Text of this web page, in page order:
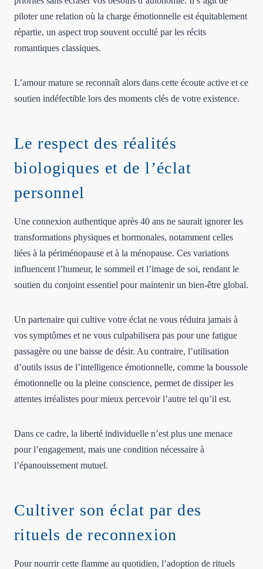
piloter une relation où la charge émotionnelle est équitablement
répartie, un aspect trop souvent occulté par les récits
romantiques classiques.
L’amour mature se reconnaît alors dans cette écoute active et ce
soutien indéfectible lors des moments clés de votre existence.
Le respect des réalités
biologiques et de l’éclat
personnel
Une connexion authentique après 40 ans ne saurait ignorer les
transformations physiques et hormonales, notamment celles
liées à la périménopause et à la ménopause. Ces variations
influencent l’humeur, le sommeil et l’image de soi, rendant le
soutien du conjoint essentiel pour maintenir un bien-être global.
Un partenaire qui cultive votre éclat ne vous réduira jamais à
vos symptômes et ne vous culpabilisera pas pour une fatigue
passagère ou une baisse de désir. Au contraire, l’utilisation
d’outils issus de l’intelligence émotionnelle, comme la boussole
émotionnelle ou la pleine conscience, permet de dissiper les
attentes irréalistes pour mieux percevoir l’autre tel qu’il est.
Dans ce cadre, la liberté individuelle n’est plus une menace
pour l’engagement, mais une condition nécessaire à
l’épanouissement mutuel.
Cultiver son éclat par des
rituels de reconnexion
Pour nourrir cette flamme au quotidien, l’adoption de rituels